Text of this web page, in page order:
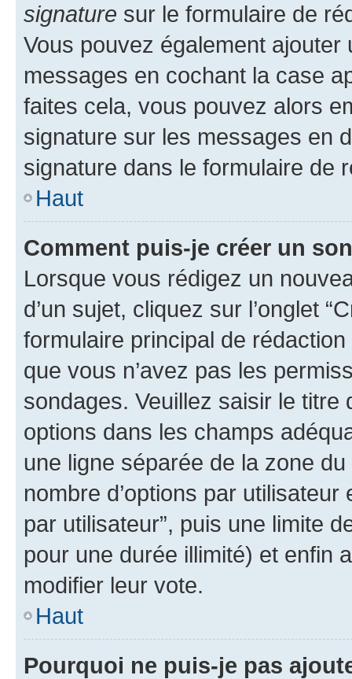
signature sur le formulaire de
Vous pouvez également
messages en cochant la case
faites cela, vous pouvez alors
signature sur les messages en
signature dans le formulaire de
Haut
Comment puis-je créer un
Lorsque vous rédigez un
d’un sujet, cliquez sur l’onglet
formulaire principal de
que vous n’avez pas les
sondages. Veuillez saisir le
options dans les champs
une ligne séparée de la zone
nombre d’options par
par utilisateur”, puis une limite
pour une durée illimité) et enfin
modifier leur vote.
Haut
Pourquoi ne puis-je pas